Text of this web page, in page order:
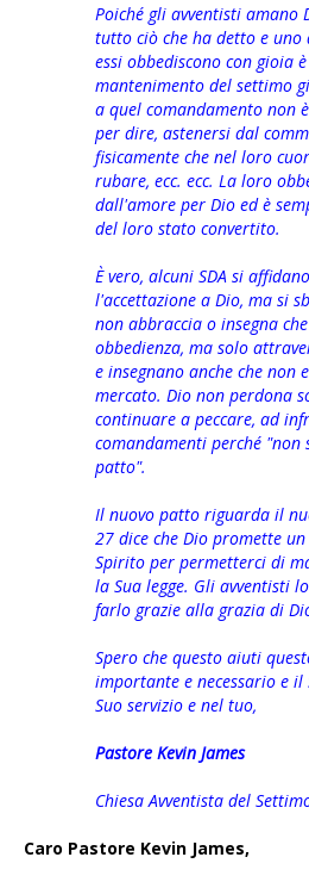
Poiché gli avventisti amano
tutto ciò che ha detto e uno
essi obbediscono con gioia
mantenimento del settimo
a quel comandamento non
per dire, astenersi dal
fisicamente che nel loro
rubare, ecc. ecc. La loro
dall'amore per Dio ed è
del loro stato convertito.
È vero, alcuni SDA si
l'accettazione a Dio, ma si
non abbraccia o insegna
obbedienza, ma solo
e insegnano anche che non
mercato. Dio non perdona
continuare a peccare, ad
comandamenti perché "non
patto".
Il nuovo patto riguarda il
27 dice che Dio promette
Spirito per permetterci di
la Sua legge. Gli avventisti
farlo grazie alla grazia di
Spero che questo aiuti
importante e necessario e il
Suo servizio e nel tuo,
Pastore Kevin James
Chiesa Avventista del
Caro Pastore Kevin James,